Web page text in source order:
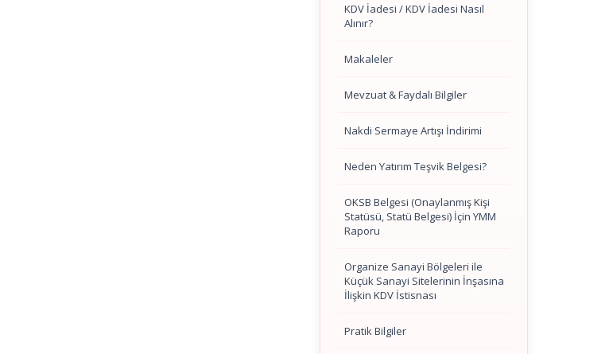
KDV İadesi / KDV İadesi Nasıl
Alınır?
Makaleler
Mevzuat & Faydalı Bilgiler
Nakdi Sermaye Artışı İndirimi
Neden Yatırım Teşvik Belgesi?
OKSB Belgesi (Onaylanmış Kişi
Statüsü, Statü Belgesi) İçin YMM
Raporu
Organize Sanayi Bölgeleri ile
Küçük Sanayi Sitelerinin İnşasına
İlişkin KDV İstisnası
Pratik Bilgiler